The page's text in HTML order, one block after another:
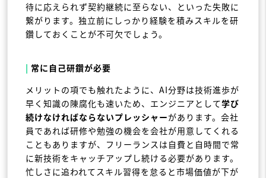
待に応えられず契約継続に至らない、といった失敗に
繋がります。独立前にしっかり経験を積みスキルを研
鑽しておくことが不可欠でしょう。
| 常に自己研鑽が必要
メリットの項でも触れたように、AI分野は技術進歩が
早く知識の陳腐化も速いため、エンジニアとして学び
続けなければならないプレッシャーがあります。会社
員であれば研修や勉強の機会を会社が用意してくれる
こともありますが、フリーランスは自費と自時間で常
に新技術をキャッチアップし続ける必要があります。
忙しさに追われてスキル習得を怠ると市場価値が下が